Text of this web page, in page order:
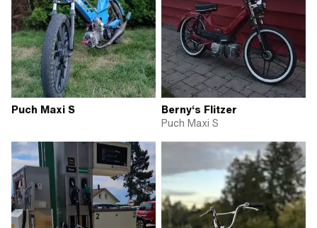
Puch Maxi S
Berny‘s Flitzer
Puch Maxi S